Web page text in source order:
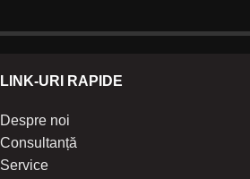
LINK-URI RAPIDE
Despre noi
Consultanță
Service